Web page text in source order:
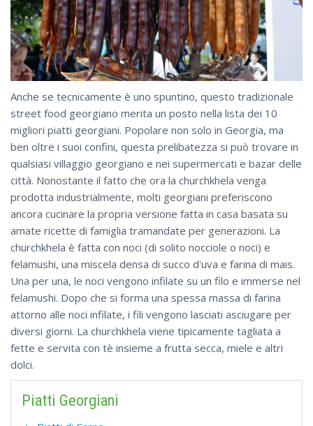
Anche se tecnicamente è uno spuntino, questo tradizionale
street food georgiano merita un posto nella lista dei 10
migliori piatti georgiani. Popolare non solo in Georgia, ma
ben oltre i suoi confini, questa prelibatezza si può trovare in
qualsiasi villaggio georgiano e nei supermercati e bazar delle
città. Nonostante il fatto che ora la churchkhela venga
prodotta industrialmente, molti georgiani preferiscono
ancora cucinare la propria versione fatta in casa basata su
amate ricette di famiglia tramandate per generazioni. La
churchkhela è fatta con noci (di solito nocciole o noci) e
felamushi, una miscela densa di succo d'uva e farina di mais.
Una per una, le noci vengono infilate su un filo e immerse nel
felamushi. Dopo che si forma una spessa massa di farina
attorno alle noci infilate, i fili vengono lasciati asciugare per
diversi giorni. La churchkhela viene tipicamente tagliata a
fette e servita con tè insieme a frutta secca, miele e altri
dolci.
Piatti Georgiani